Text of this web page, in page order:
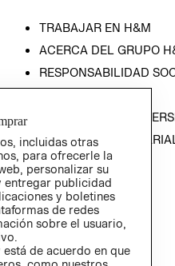
TRABAJAR EN H&M
ACERCA DEL GRUPO
RESPONSABILIDAD
RELACIÓN CON
POLÍTICA
incluidas otras
para ofrecerle la
personalizar su
entregar publicidad
y boletines
de redes
sobre el usuario,
de acuerdo en que